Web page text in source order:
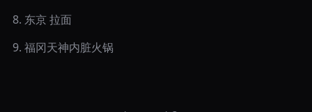
8. 东京 拉面
9. 福冈天神内脏火锅